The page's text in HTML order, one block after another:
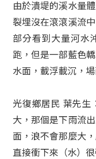
由於潰堤的溪水量
裂埋沒在滾滾溪流
部分看到大量河水
跑，但是一部藍色
水面，載浮載沉，
光復鄉居民 葉先生
大，那個是下雨流
面，浪不會那麼大
直接衝下來（水）很